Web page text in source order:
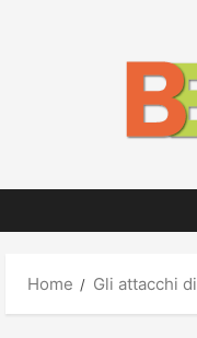
Home Gli attacchi